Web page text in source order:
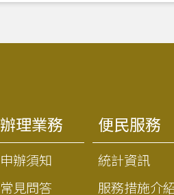
辦理業務
申辦須知
常見問答
便民服務
統計資訊
服務措施介